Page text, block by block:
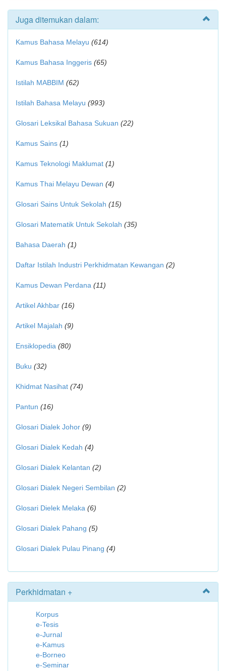
Juga ditemukan dalam:
Kamus Bahasa Melayu (614)
Kamus Bahasa Inggeris (65)
Istilah MABBIM (62)
Istilah Bahasa Melayu (993)
Glosari Leksikal Bahasa Sukuan (22)
Kamus Sains (1)
Kamus Teknologi Maklumat (1)
Kamus Thai Melayu Dewan (4)
Glosari Sains Untuk Sekolah (15)
Glosari Matematik Untuk Sekolah (35)
Bahasa Daerah (1)
Daftar Istilah Industri Perkhidmatan Kewangan (2)
Kamus Dewan Perdana (11)
Artikel Akhbar (16)
Artikel Majalah (9)
Ensiklopedia (80)
Buku (32)
Khidmat Nasihat (74)
Pantun (16)
Glosari Dialek Johor (9)
Glosari Dialek Kedah (4)
Glosari Dialek Kelantan (2)
Glosari Dialek Negeri Sembilan (2)
Glosari Dielek Melaka (6)
Glosari Dialek Pahang (5)
Glosari Dialek Pulau Pinang (4)
Perkhidmatan +
Korpus
e-Tesis
e-Jurnal
e-Kamus
e-Borneo
e-Seminar